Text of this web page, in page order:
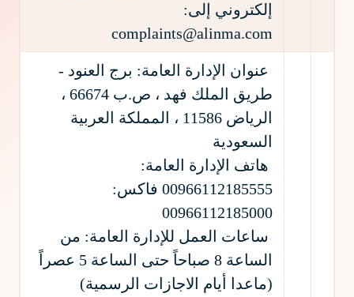
إلكتروني إلى:
complaints@alinma.com
عنوان الإدارة العامة: برج العنود -
طريق الملك فهد ، ص.ب 66674 ،
الرياض 11586 ، المملكة العربية
السعودية
هاتف الإدارة العامة:
00966112185555 فاكس:
00966112185000
ساعات العمل للإدارة العامة: من
الساعة 8 صباحاً حتى الساعة 5 عصراً
(ماعدا أيام الاجازات الرسمية)